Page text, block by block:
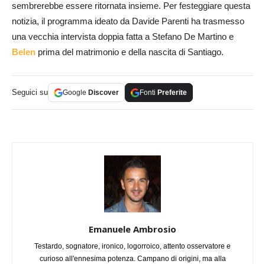
sembrerebbe essere ritornata insieme. Per festeggiare questa
notizia, il programma ideato da Davide Parenti ha trasmesso
una vecchia intervista doppia fatta a Stefano De Martino e
Belen prima del matrimonio e della nascita di Santiago.
Seguici su Google Discover Fonti Preferite
Emanuele Ambrosio
Testardo, sognatore, ironico, logorroico, attento osservatore e
curioso all'ennesima potenza. Campano di origini, ma alla